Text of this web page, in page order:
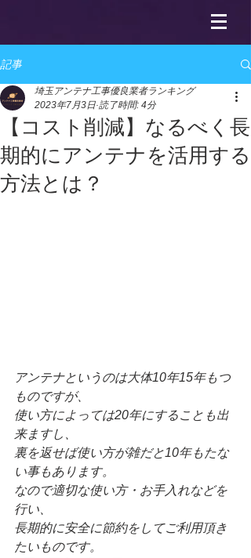
記事
【コスト削減】なるべく長
期的にアンテナを活用する
方法とは？
埼玉アンテナ工事優良業者ランキング
2023年7月3日 読了時間: 4分
アンテナというのは大体10年15年もつ
ものですが、
使い方によっては20年にすることも出
来ますし、
裏を返せば使い方が雑だと10年もたな
い事もあります。
なので適切な使い方・お手入れなどを
行い、
長期的に安全に節約をしてご利用頂き
たいものです。